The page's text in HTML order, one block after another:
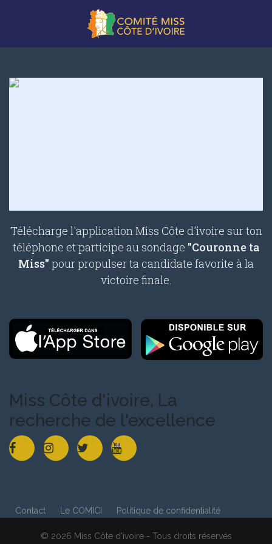
Télécharge l'application Miss Côte d'ivoire sur ton
téléphone et participe au sondage "Couronne ta
Miss" pour propulser ta candidate favorite à la
victoire finale.
Miss Côte d'ivoire, La
recherche de l'excellence
Contact Le COMICI Politique de confidentialité
© 2026 Miss Côte d'ivoire - Tous droits réservés